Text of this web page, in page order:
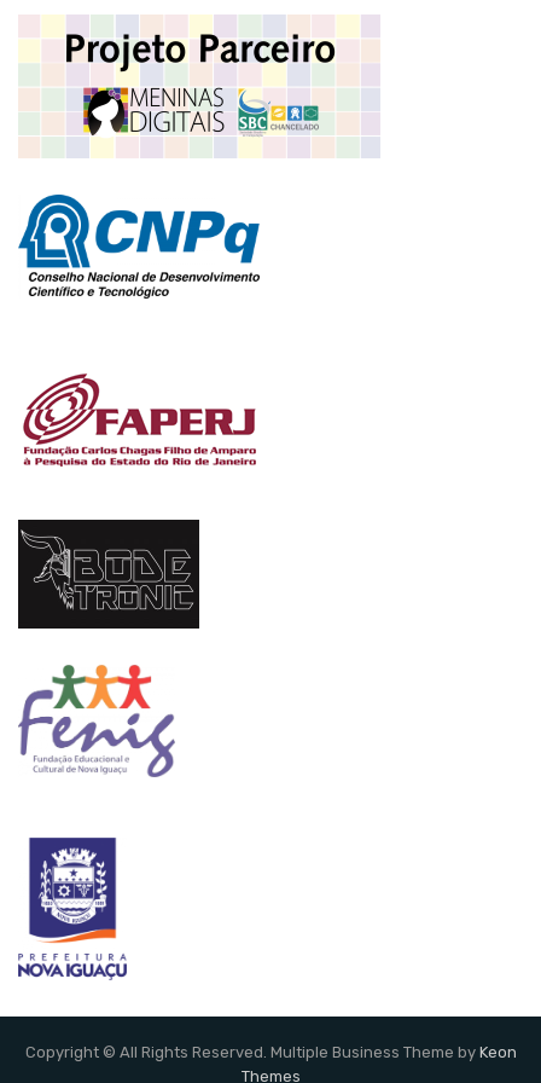
Copyright © All Rights Reserved. Multiple Business Theme by Keon
Themes